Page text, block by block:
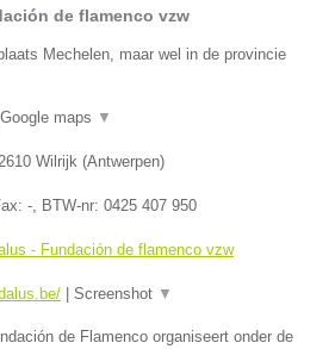
de flamenco vzw
Mechelen, maar wel in de provincie
Google maps ▼
Wilrijk (Antwerpen)
-, BTW-nr: 0425 407 950
- Fundación de flamenco vzw
Screenshot ▼
de Flamenco organiseert onder de